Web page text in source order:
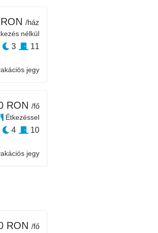
jegy
/ház
nélkül
3 11
jegy
RON /fő
Étkezéssel
4 10
RON /fő